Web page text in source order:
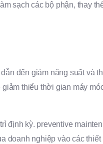
sạch các bộ phận, thay
đến giảm năng suất và
thiểu thời gian máy
kỳ. preventive
doanh nghiệp vào các thiết